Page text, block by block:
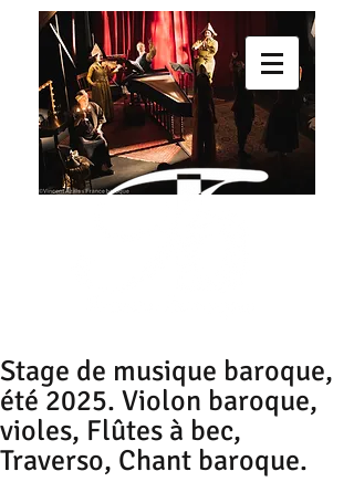
Stage de musique baroque,
été 2025. Violon baroque,
violes, Flûtes à bec,
Traverso, Chant baroque.